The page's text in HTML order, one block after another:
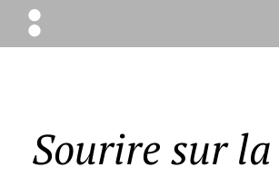
ÉLODIE
BOYER
Sourire sur